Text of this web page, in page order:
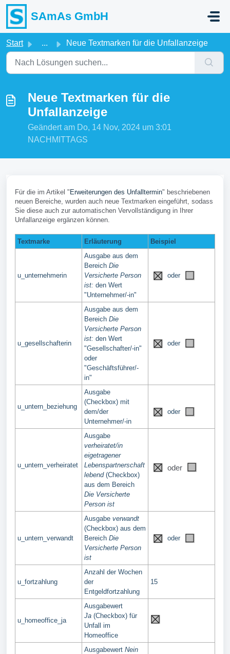
Zum hauptsächlichen Inhalt gehen
SAmAs GmbH
Start ... Neue Textmarken für die Unfallanzeige
Neue Textmarken für die
Unfallanzeige
Geändert am Do, 14 Nov, 2024 um 3:01
NACHMITTAGS
Für die im Artikel " Erweiterungen des Unfalltermin" beschriebenen
neuen Bereiche, wurden auch neue Textmarken eingeführt, sodass
Sie diese auch zur automatischen Vervollständigung in Ihrer
Unfallanzeige ergänzen können.
Textmarke Erläuterung Beispiel
u_unternehmerin
Ausgabe aus dem
Bereich Die
Versicherte Person
ist: den Wert
"Unternehmer/-in"
oder
u_gesellschafterin
Ausgabe aus dem
Bereich Die
Versicherte Person
ist: den Wert
"Gesellschafter/-in"
oder
"Geschäftsführer/-
in"
oder
u_untern_beziehung
Ausgabe
(Checkbox) mit
dem/der
Unternehmer/-in
oder
u_untern_verheiratet
Ausgabe
verheiratet/in
eigetragener
Lebenspartnerschaft
lebend(Checkbox)
aus dem Bereich
Die Versicherte
Person ist
oder
u_untern_verwandt
Ausgabe verwandt
(Checkbox) aus dem
Bereich Die
Versicherte Person
ist
oder
u_fortzahlung
Anzahl der Wochen
der
Entgeldfortzahlung
15
u_homeoffice_ja
Ausgabewert
Ja (Checkbox) für
Unfall im
Homeoffice
Ausgabewert Nein